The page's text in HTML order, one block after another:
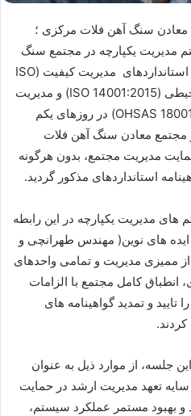
سنگ آهن فلات مرکزی ؛
مدیریت یکپارچه در مجتمع سنگ
آهن فلات مرکزی ایران بر مبنای استانداردهای مدیریت کیفیت (ISO
9001:2015)، مدیریت زیست محیطی (ISO 14001:2015) و مدیریت
ایمنی و بهداشت شغلی (OHSAS 18001:2007) در روزهای یکم
مجتمع معادن سنگ آهن فلات
مدیریت مجتمع، بدون هرگونه
استانداردهای مذکور گردید.
های مدیریت یکپارچه در این رابطه
های نوین( مهندس طهرانچی و
ممیزی مدیریت و تمامی واحدهای
انطباق کامل مجتمع با الزامات
تایید و تمدید گواهینامه های
جلسه، از موارد ذیل به عنوان
تعهد مدیریت ارشد در حمایت
و بهبود مستمر عملکرد سیستم،